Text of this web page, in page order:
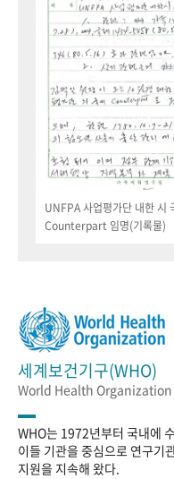
UNFPA 사업평가단 내한 시
Counterpart 임명(기록물)
세계보건기구(WHO)
World Health Organization
WHO는 1972년부터 국내에
이들 기관을 중심으로 연구기
지원을 지속해 왔다.